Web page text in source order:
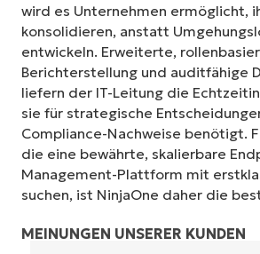
wird es Unternehmen ermöglicht,
konsolidieren, anstatt
entwickeln. Erweiterte,
Berichterstellung und auditfähige
liefern der IT-Leitung die
sie für strategische
Compliance-Nachweise benötigt.
die eine bewährte, skalierbare
Management-Plattform mit
suchen, ist NinjaOne daher die
MEINUNGEN UNSERER KUNDEN